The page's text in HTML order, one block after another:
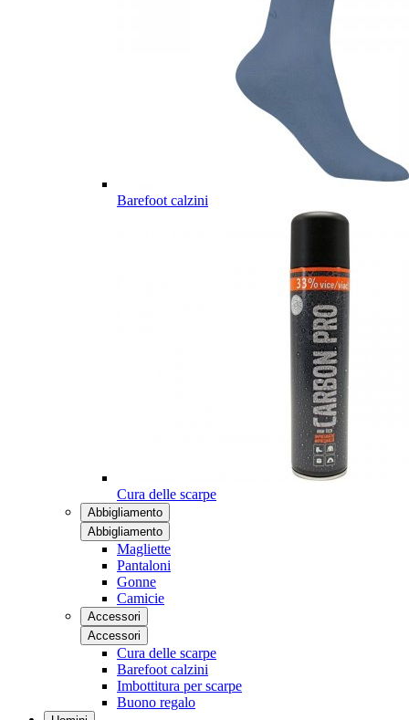
Barefoot calzini
Cura delle scarpe
Abbigliamento
Abbigliamento
Magliette
Pantaloni
Gonne
Camicie
Accessori
Accessori
Cura delle scarpe
Barefoot calzini
Imbottitura per scarpe
Buono regalo